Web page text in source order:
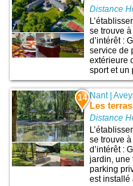
Distance
se trouve
d’intérêt :
service de
extérieure
sport et un
14 Nant|
Les
Distance
se trouve
d’intérêt :
jardin, une
parking
est installé